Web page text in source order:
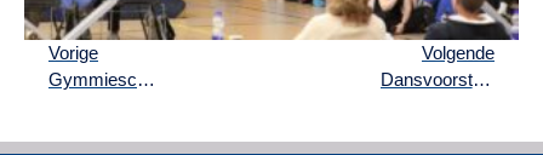
Vorige
Gymmiescoredag 1-2-2025
Volgende
Dansvoorstelling Animals | 28-06-25